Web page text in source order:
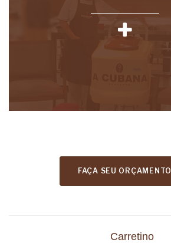
FAÇA SEU ORÇAMENTO
Carretino